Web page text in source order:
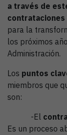
a través de
contrataciones
para la
los próximos
Administración.
Los puntos
miembros que
son:
-El
Es un proceso